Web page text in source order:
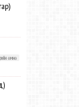
өмнө